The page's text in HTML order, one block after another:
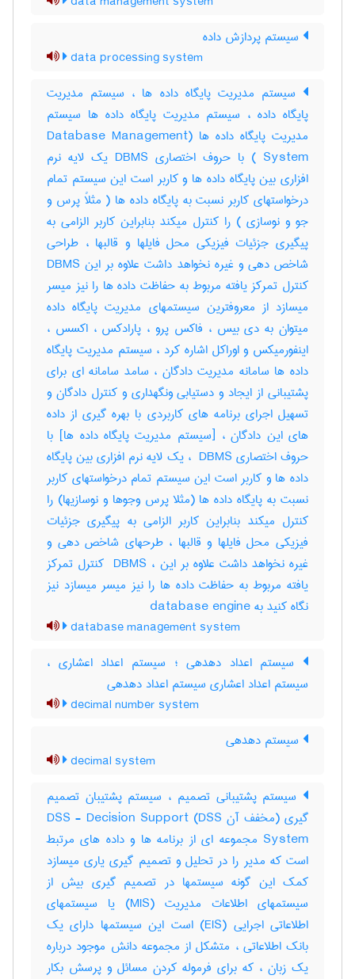
سیستم پردازش داده
data processing system
سیستم مدیریت پایگاه داده ها ، سیستم مدیریت
پایگاه داده ، سیستم مدیریت پایگاه داده ها سیستم
مدیریت پایگاه داده ها (Database Management
System ) با حروف اختصاری DBMS یک لایه نرم
افزاری بین پایگاه داده ها و کاربر است این سیستم تمام
درخواستهای کاربر نسبت به پایگاه داده ها ( مثلاً پرس و
جو و نوسازی ) را کنترل میکند بنابراین کاربر الزامی به
پیگیری جزئیات فیزیکی محل فایلها و قالبها ، طراحی
شاخص دهی و غیره نخواهد داشت علاوه بر این DBMS
کنترل تمرکز یافته مربوط به حفاظت داده ها را نیز میسر
میسازد از معروفترین سیستمهای مدیریت پایگاه داده
میتوان به دی بیس ، فاکس پرو ، پارادکس ، اکسس ،
اینفورمیکس و اوراکل اشاره کرد ، سیستم مدیریت پایگاه
داده ها سامانه مدیریت دادگان ، سامد سامانه ای برای
پشتیبانی از ایجاد و دستیابی ونگهداری و کنترل دادگان و
تسهیل اجرای برنامه های کاربردی با بهره گیری از داده
های این دادگان ، [سیستم مدیریت پایگاه داده ها] با
حروف اختصاری ‎ DBMS ، یک لایه نرم افزاری بین پایگاه
داده ها و کاربر است این سیستم تمام درخواستهای کاربر
نسبت به پایگاه داده ها (مثلا پرس وجوها و نوسازیها) را
کنترل میکند بنابراین کاربر الزامی به پیگیری جزئیات
فیزیکی محل فایلها و قالبها ، طرحهای شاخص دهی و
غیره نخواهد داشت علاوه بر این ، ‎ DBMS کنترل تمرکز
یافته مربوط به حفاظت داده ها را نیز میسر میسازد نیز
نگاه کنید به ‎ database engine
database management system
سیستم اعداد دهدهی ؛ سیستم اعداد اعشاری ،
سیستم اعداد اعشاری سیستم اعداد دهدهی
decimal number system
سیستم دهدهی
decimal system
سیستم پشتیبانی تصمیم ، سیستم پشتیبان تصمیم
گیری (مخفف آن DSS) DSS - Decision Support
System مجموعه ای از برنامه ها و داده های مرتبط
است که مدیر را در تحلیل و تصمیم گیری یاری میسازد
کمک این گونه سیستمها در تصمیم گیری بیش از
سیستمهای اطلاعات مدیریت (MIS) یا سیستمهای
اطلاعاتی اجرایی (EIS) است این سیستمها دارای یک
بانک اطلاعاتی ، متشکل از مجموعه دانش موجود درباره
یک زبان ، که برای فرموله کردن مسائل و پرسش بکار